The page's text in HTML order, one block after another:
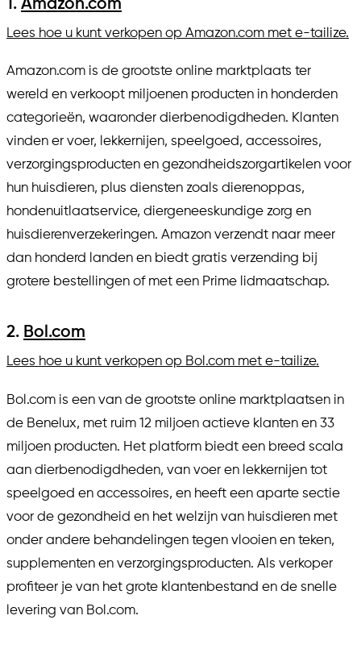
1. Amazon.com
Lees hoe u kunt verkopen op Amazon.com met e-tailize.
Amazon.com is de grootste online marktplaats ter
wereld en verkoopt miljoenen producten in honderden
categorieën, waaronder dierbenodigdheden. Klanten
vinden er voer, lekkernijen, speelgoed, accessoires,
verzorgingsproducten en gezondheidszorgartikelen voor
hun huisdieren, plus diensten zoals dierenoppas,
hondenuitlaatservice, diergeneeskundige zorg en
huisdierenverzekeringen. Amazon verzendt naar meer
dan honderd landen en biedt gratis verzending bij
grotere bestellingen of met een Prime lidmaatschap.
2. Bol.com
Lees hoe u kunt verkopen op Bol.com met e-tailize.
Bol.com is een van de grootste online marktplaatsen in
de Benelux, met ruim 12 miljoen actieve klanten en 33
miljoen producten. Het platform biedt een breed scala
aan dierbenodigdheden, van voer en lekkernijen tot
speelgoed en accessoires, en heeft een aparte sectie
voor de gezondheid en het welzijn van huisdieren met
onder andere behandelingen tegen vlooien en teken,
supplementen en verzorgingsproducten. Als verkoper
profiteer je van het grote klantenbestand en de snelle
levering van Bol.com.